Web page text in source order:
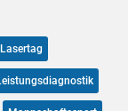
Lasertag